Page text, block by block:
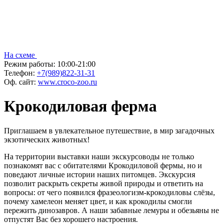
На схеме
Режим работы: 10:00-21:00
Телефон: +7(989)822-31-31
Оф. сайт: www.croco-zoo.ru
Крокодиловая ферма
Приглашаем в увлекательное путешествие, в мир загадочных
экзотических животных!
На территории выставки наши экскурсоводы не только
познакомят вас с обитателями Крокодиловой фермы, но и
поведают личные истории наших питомцев. Экскурсия
позволит раскрыть секреты живой природы и ответить на
вопросы: от чего появился фразеологизм-крокодиловы слёзы,
почему хамелеон меняет цвет, и как крокодилы смогли
пережить динозавров. А наши забавные лемуры и обезьяны не
отпустят Вас без хорошего настроения.